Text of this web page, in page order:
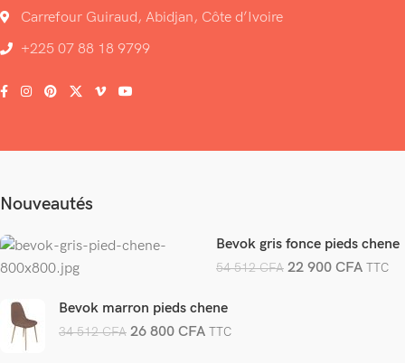
Carrefour Guiraud, Abidjan, Côte d’Ivoire
+225 07 88 18 9799
Nouveautés
Bevok gris fonce pieds chene
54 512CFA 22 900 CFA TTC
Bevok marron pieds chene
34 512CFA 26 800CFA TTC